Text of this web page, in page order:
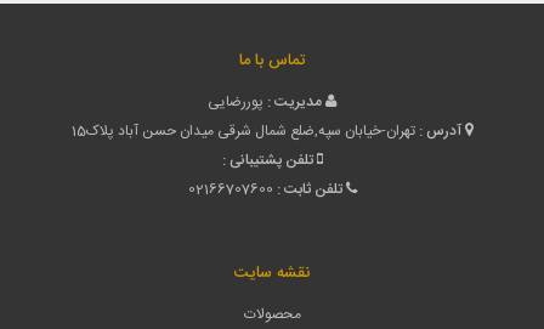
تماس با ما
مدیریت : پوررضایی
آدرس : تهران-خیابان سپه,ضلع شمال شرقی میدان حسن آباد پلاک15
تلفن پشتیبانی :
تلفن ثابت : 02166707600
نقشه سایت
محصولات